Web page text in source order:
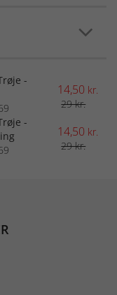
-
14,50 kr.
29 kr.
-
14,50 kr.
29 kr.